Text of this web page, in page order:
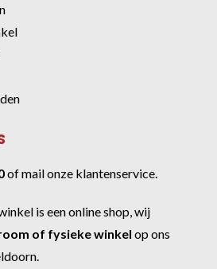
ofmail onze klantenservice
is een online shop, wij
of fysieke winkel op ons